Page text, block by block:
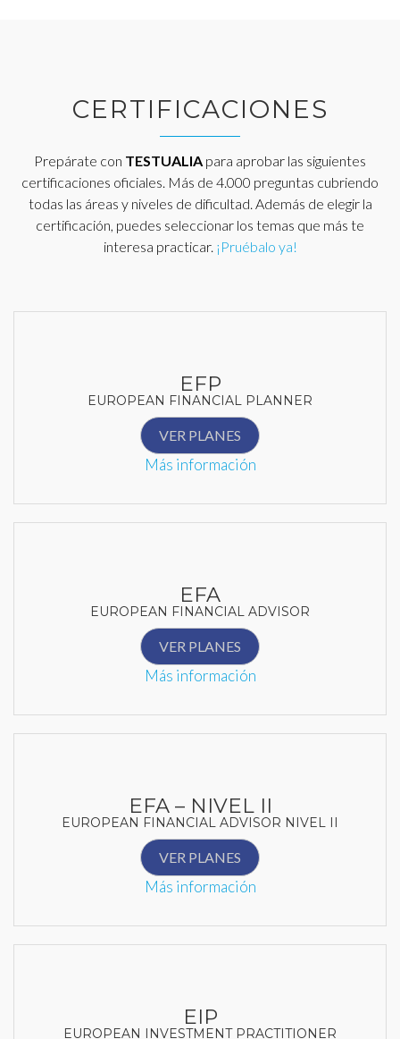
CERTIFICACIONES
Prepárate con TESTUALIA para aprobar las siguientes
certificaciones oficiales. Más de 4.000 preguntas cubriendo
todas las áreas y niveles de dificultad. Además de elegir la
certificación, puedes seleccionar los temas que más te
interesa practicar. ¡Pruébalo ya!
EFP
EUROPEAN FINANCIAL PLANNER
VER PLANES
Más información
EFA
EUROPEAN FINANCIAL ADVISOR
VER PLANES
Más información
EFA – NIVEL II
EUROPEAN FINANCIAL ADVISOR NIVEL II
VER PLANES
Más información
EIP
EUROPEAN INVESTMENT PRACTITIONER